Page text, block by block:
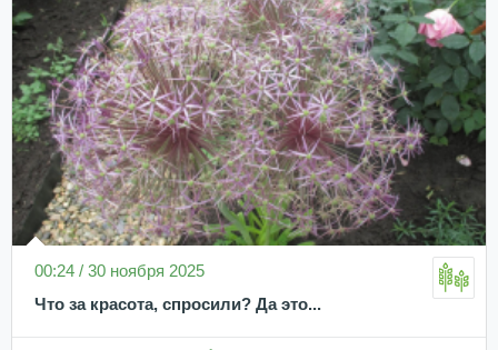
00:24 / 30 ноября 2025
Что за красота, спросили? Да это...